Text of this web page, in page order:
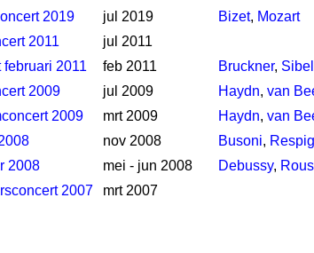
2019
jul 2019 Bizet, Mozart
2011
jul 2011
februari 2011
feb 2011 Bruckner,
2009
jul 2009 Haydn, van
2009
mrt 2009 Haydn, van
nov 2008 Busoni,
2008
mei - jun 2008 Debussy,
2007
mrt 2007